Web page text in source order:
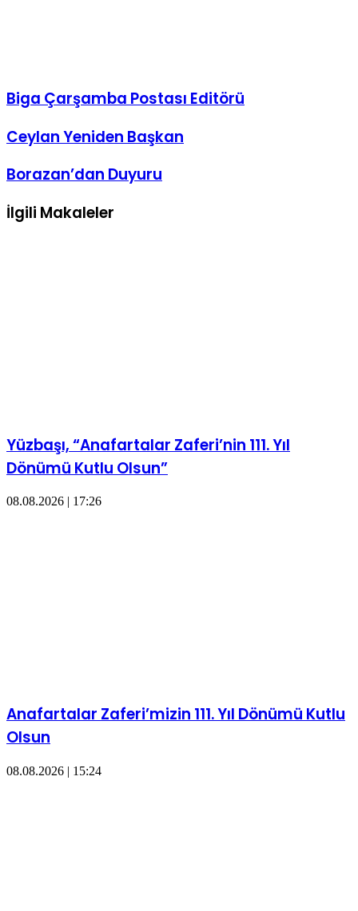
Biga Çarşamba Postası Editörü
Ceylan
Yeniden
Ceylan Yeniden Başkan
Borazan’dan
Duyuru
Borazan’dan Duyuru
İlgili Makaleler
Yüzbaşı, “Anafartalar Zaferi’nin 111. Yıl
Dönümü Kutlu Olsun”
08.08.2026 | 17:26
Anafartalar Zaferi’mizin 111. Yıl Dönümü Kutlu
Olsun
08.08.2026 | 15:24